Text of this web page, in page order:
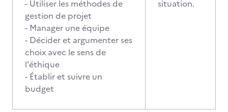
- Utiliser les méthodes de
gestion de projet
- Manager une équipe
- Décider et argumenter ses
choix avec le sens de
l'éthique
- Établir et suivre un
budget
situation.